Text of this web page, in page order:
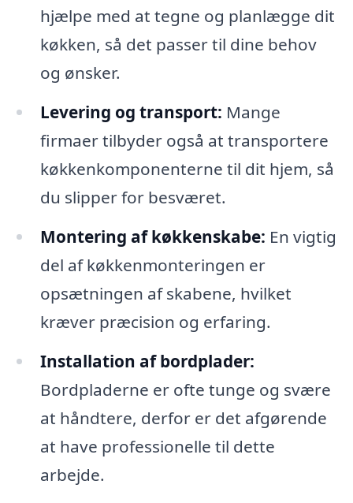
hjælpe med at tegne og planlægge dit
køkken, så det passer til dine behov
og ønsker.
Levering og transport: Mange
firmaer tilbyder også at transportere
køkkenkomponenterne til dit hjem, så
du slipper for besværet.
Montering af køkkenskabe: En vigtig
del af køkkenmonteringen er
opsætningen af skabene, hvilket
kræver præcision og erfaring.
Installation af bordplader:
Bordpladerne er ofte tunge og svære
at håndtere, derfor er det afgørende
at have professionelle til dette
arbejde.